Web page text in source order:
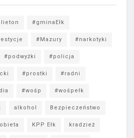
#gminaEłk
#Mazury #narkotyki
#podwyżki #policja
#prostki #radni
#wośp #wośpełk
alkohol Bezpieczeństwo
KPP Ełk kradzież